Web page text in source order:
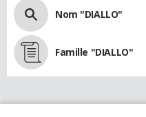
Nom "DIALLO"
Famille "DIALLO"